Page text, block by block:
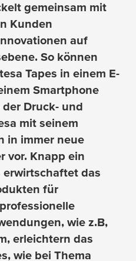
gemeinsam mit
Kunden
auf
So können
tesa Tapes in einem E-
Smartphone
Druck- und
mit seinem
in immer neue
vor. Knapp ein
erwirtschaftet das
für
wie z.B,
, erleichtern das
wie bei Thema